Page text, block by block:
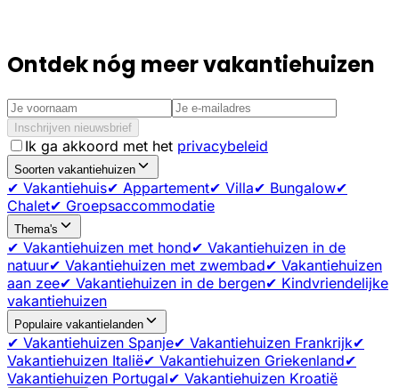
Ontdek nóg meer vakantiehuizen
Inschrijven nieuwsbrief
Ik ga akkoord met het privacybeleid
Soorten vakantiehuizen
✔ Vakantiehuis✔ Appartement✔ Villa✔ Bungalow✔
Chalet✔ Groepsaccommodatie
Thema's
✔ Vakantiehuizen met hond✔ Vakantiehuizen in de
natuur✔ Vakantiehuizen met zwembad✔ Vakantiehuizen
aan zee✔ Vakantiehuizen in de bergen✔ Kindvriendelijke
vakantiehuizen
Populaire vakantielanden
✔ Vakantiehuizen Spanje✔ Vakantiehuizen Frankrijk✔
Vakantiehuizen Italië✔ Vakantiehuizen Griekenland✔
Vakantiehuizen Portugal✔ Vakantiehuizen Kroatië